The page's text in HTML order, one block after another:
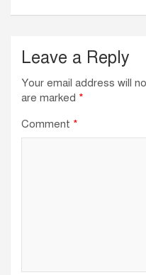
Leave a Reply
Your email address will
are marked *
Comment *